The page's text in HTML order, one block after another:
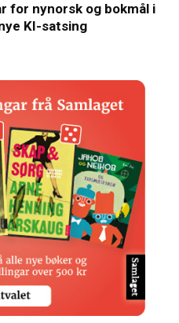
for nynorsk og bokmål i
KI-satsing